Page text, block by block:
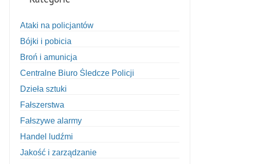
Ataki na policjantów
Bójki i pobicia
Broń i amunicja
Centralne Biuro Śledcze Policji
Dzieła sztuki
Fałszerstwa
Fałszywe alarmy
Handel ludźmi
Jakość i zarządzanie